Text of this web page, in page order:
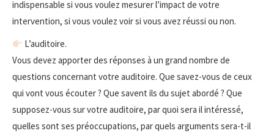
indispensable si vous voulez mesurer l’impact de votre
intervention, si vous voulez voir si vous avez réussi ou non.
L’auditoire.
Vous devez apporter des réponses à un grand nombre de
questions concernant votre auditoire. Que savez-vous de ceux
qui vont vous écouter ? Que savent ils du sujet abordé ? Que
supposez-vous sur votre auditoire, par quoi sera il intéressé,
quelles sont ses préoccupations, par quels arguments sera-t-il